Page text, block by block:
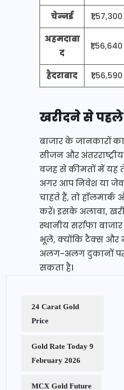
चेन्नई
₹1,57,300
अहमदाबा
द
₹1,56,640
हैदराबाद ₹1,56,590
खरीदने से
बाजार के जानकारों
सीजन और
वजह से कीमतों में यह
अगर आप निवेश या
चाहते हैं, तो हॉलमार्क
करें। इसके अलावा,
स्थानीय सर्राफा
भूलें, क्योंकि टैक्स और
अलग-अलग दुकानों पर
सकता है।
24 Carat Gold
Price
Gold Rate Today 9
February 2026
MCX Gold Future